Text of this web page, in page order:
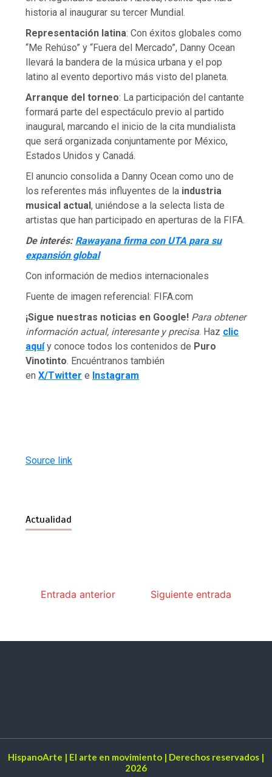
historia al inaugurar su tercer Mundial.
Representación latina: Con éxitos globales como
“Me Rehúso” y “Fuera del Mercado”, Danny Ocean
llevará la bandera de la música urbana y el pop
latino al evento deportivo más visto del planeta.
Arranque del torneo: La participación del cantante
formará parte del espectáculo previo al partido
inaugural, marcando el inicio de la cita mundialista
que será organizada conjuntamente por México,
Estados Unidos y Canadá.
El anuncio consolida a Danny Ocean como uno de
los referentes más influyentes de la industria
musical actual, uniéndose a la selecta lista de
artistas que han participado en aperturas de la FIFA.
De interés: Rawayana firma con UTA para su
expansión global
Con información de medios internacionales
Fuente de imagen referencial: FIFA.com
¡Sigue nuestras noticias en Google! Para obtener
información actual, interesante y precisa. Haz clic
aquíy conoce todos los contenidos de Puro
Vinotinto. Encuéntranos también
enX/Twitter e Instagram
Source link
Actualidad
Entrada anterior Siguiente entrada